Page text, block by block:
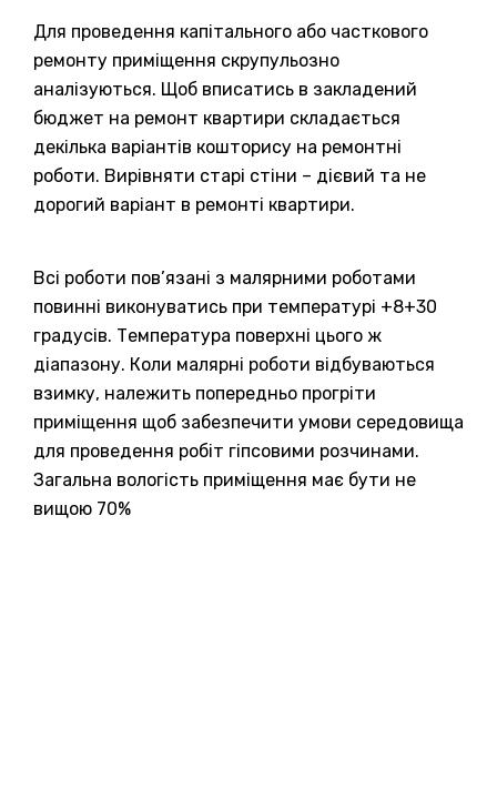
Для проведення капітального або часткового
ремонту приміщення скрупульозно
аналізуються. Щоб вписатись в закладений
бюджет на ремонт квартири складається
декілька варіантів кошторису на ремонтні
роботи. Вирівняти старі стіни – дієвий та не
дорогий варіант в ремонті квартири.
Всі роботи пов’язані з малярними роботами
повинні виконуватись при температурі +8+30
градусів. Температура поверхні цього ж
діапазону. Коли малярні роботи відбуваються
взимку, належить попередньо прогріти
приміщення щоб забезпечити умови середовища
для проведення робіт гіпсовими розчинами.
Загальна вологість приміщення має бути не
вищою 70%